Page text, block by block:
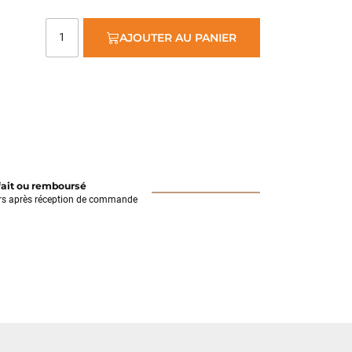
AJOUTER AU PANIER
ou remboursé
après réception de commande